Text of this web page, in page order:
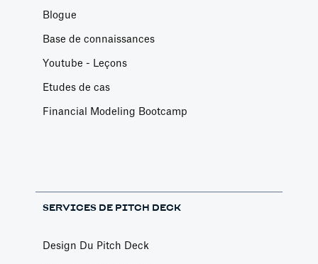
Blogue
Base de connaissances
Youtube - Leçons
Etudes de cas
Financial Modeling Bootcamp
SERVICES DE PITCH DECK
Design Du Pitch Deck